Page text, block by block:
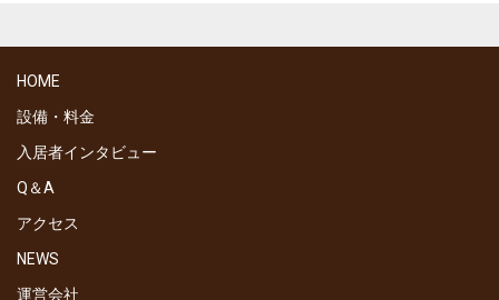
HOME
設備・料金
入居者インタビュー
Q＆A
アクセス
NEWS
運営会社